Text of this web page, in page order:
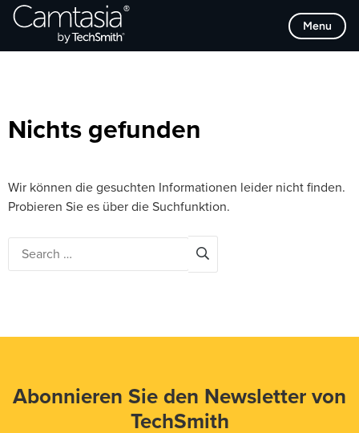
Direkt
zum
Menu
Browse Categories
Nichts gefunden
Wir können die gesuchten Informationen leider nicht finden.
Probieren Sie es über die Suchfunktion.
Abonnieren Sie den Newsletter von
TechSmith